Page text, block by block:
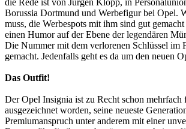
Borussia Dortmund und Werbefigur bei Opel.
muss, die Werbespots mit ihm sind gut
einen Humor auf der Ebene der legendären
Die Nummer mit dem verlorenen Schlüssel im
gemacht. Jedenfalls geht es da um den neuen
Das Outfit!
Der Opel Insignia ist zu Recht schon mehrfach
ausgezeichnet worden, seine neueste
Premiumanspruch unter anderem mit einer